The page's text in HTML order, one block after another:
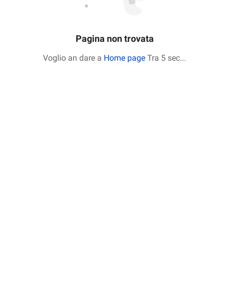
Pagina non trovata
Voglio an dare a Home page Tra 5 sec...